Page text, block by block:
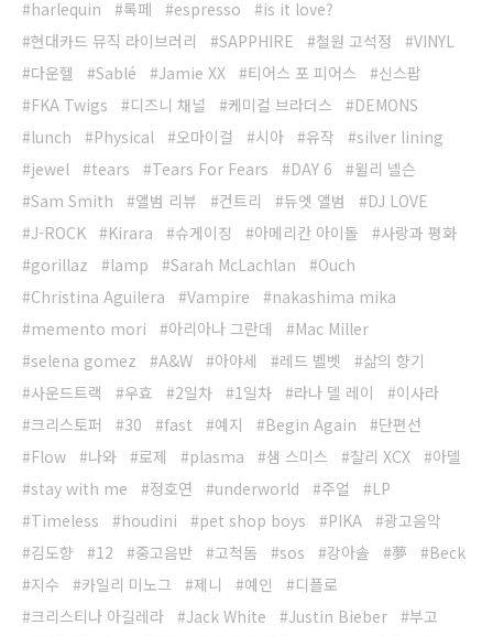
harlequin
록페 espresso
is it love?
현대카드 뮤직 라이브러리
SAPPHIRE 철원 고석정
VINYL
다운헬
Sablé Jamie XX 티어스 포 피어스
신스팝
FKA Twigs
디즈니 채널 케미컬 브라더스
DEMONS
lunch
Physical 오마이걸 시아 유작
silver lining
jewel
tears Tears For Fears DAY 6
윌리 넬슨
Sam Smith
앨범 리뷰 컨트리 듀엣 앨범
DJ LOVE
J-ROCK
Kirara 슈게이징 아메리칸 아이돌
사랑과 평화
gorillaz
lamp Sarah McLachlan
Ouch
Christina Aguilera
Vampire
nakashima mika
memento mori
아리아나 그란데
Mac Miller
selena gomez
A&W 아야세 레드 벨벳
삶의 향기
사운드트랙
우효 2일차 1일차 라나 델 레이
이사라
크리스토퍼
30 fast 예지 Begin Again
단편선
Flow
나와 로제 plasma 샘 스미스 찰리 XCX
아델
stay with me
정호연 underworld 주얼
LP
Timeless
houdini pet shop boys PIKA
광고음악
김도향
12 중고음반 고척돔 sos 강아솔 夢
Beck
지수
카일리 미노그 제니 예인
디플로
크리스티나 아길레라
Jack White Justin Bieber
부고